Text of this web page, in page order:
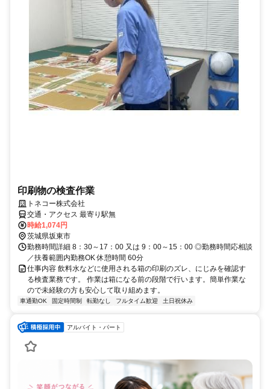
印刷物の検査作業
トネコー株式会社
交通・アクセス 最寄り駅無
時給1,074円
茨城県坂東市
勤務時間詳細 8：30～17：00 又は 9：00～15：00 ◎勤務時間応相談
／扶養範囲内勤務OK 休憩時間 60分
仕事内容 飲料水などに使用される箱の印刷のズレ、にじみを確認す
る検査業務です。 作業は箱になる前の段階で行います。簡単作業な
ので未経験の方も安心して取り組めます。
車通勤OK 固定時間制 転勤なし フルタイム歓迎 土日祝休み
アルバイト・パート